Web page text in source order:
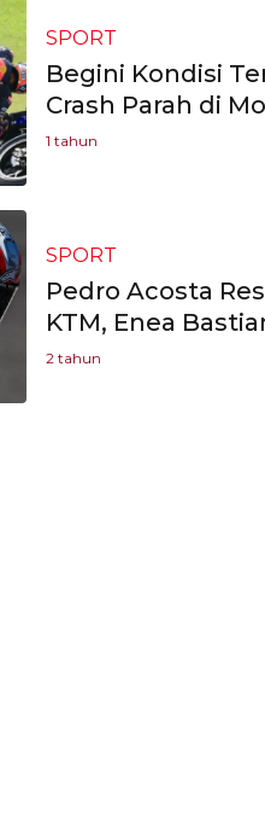
SPORT
Begini Kondisi
Crash Parah di
1 tahun
SPORT
Pedro Acosta
KTM, Enea
2 tahun